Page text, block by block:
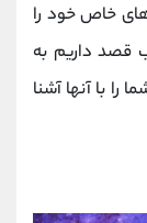
خاص خود را
قصد داریم به
را با آنها آشنا